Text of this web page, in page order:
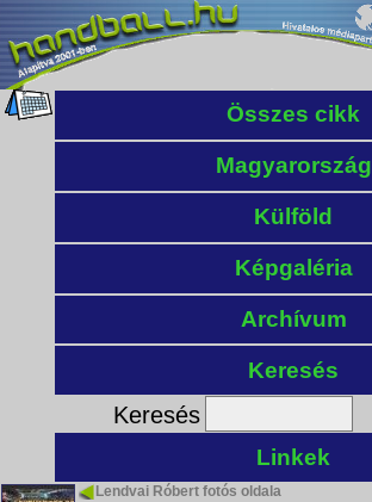
Összes cikk
Magyarország
Külföld
Képgaléria
Archívum
Keresés
Keresés
Linkek
Lendvai Róbert fotós oldala